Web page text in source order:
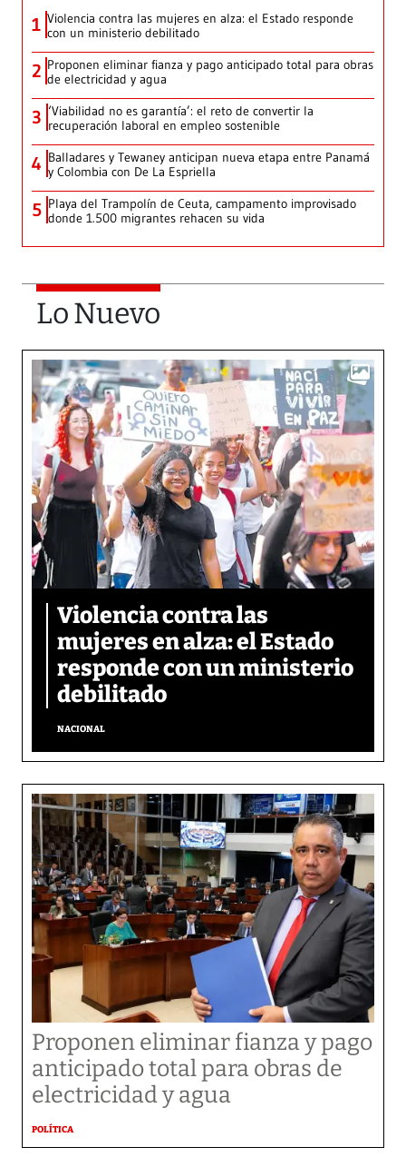
1 Violencia contra las mujeres en alza: el Estado responde
con un ministerio debilitado
2 Proponen eliminar fianza y pago anticipado total para obras
de electricidad y agua
3 ‘Viabilidad no es garantía’: el reto de convertir la
recuperación laboral en empleo sostenible
4 Balladares y Tewaney anticipan nueva etapa entre Panamá
y Colombia con De La Espriella
5 Playa del Trampolín de Ceuta, campamento improvisado
donde 1.500 migrantes rehacen su vida
Lo Nuevo
Violencia contra las
mujeres en alza: el Estado
responde con un ministerio
debilitado
NACIONAL
Proponen eliminar fianza y pago
anticipado total para obras de
electricidad y agua
POLÍTICA